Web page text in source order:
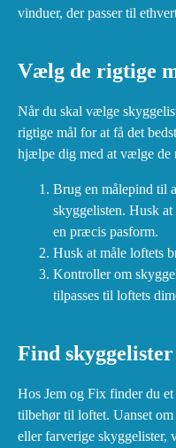
vinduer, der passer til
Vælg de rigtige
Når du skal vælge
rigtige mål for at få det
hjælpe dig med at vælge de
Brug en målepind til
skyggelisten. Husk
en præcis pasform.
Husk at måle loftets
Kontroller om
tilpasses til loftets
Find
Hos Jem og Fix finder du
tilbehør til loftet. Uanset
eller farverige skyggelister,